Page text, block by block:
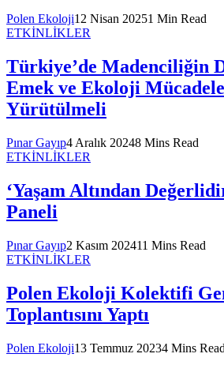
Polen Ekoloji12 Nisan 20251 Min Read
ETKİNLİKLER
Türkiye’de Madenciliğin
Emek ve Ekoloji
Yürütülmeli
Pınar Gayıp4 Aralık 20248 Mins Read
ETKİNLİKLER
‘Yaşam Altından
Paneli
Pınar Gayıp2 Kasım 202411 Mins Read
ETKİNLİKLER
Polen Ekoloji Kolektifi
Toplantısını Yaptı
Polen Ekoloji13 Temmuz 20234 Mins Read